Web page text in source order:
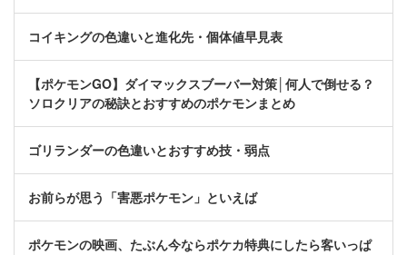
コイキングの色違いと進化先・個体値早見表
【ポケモンGO】ダイマックスブーバー対策│何人で倒せる？
ソロクリアの秘訣とおすすめのポケモンまとめ
ゴリランダーの色違いとおすすめ技・弱点
お前らが思う「害悪ポケモン」といえば
ポケモンの映画、たぶん今ならポケカ特典にしたら客いっぱ